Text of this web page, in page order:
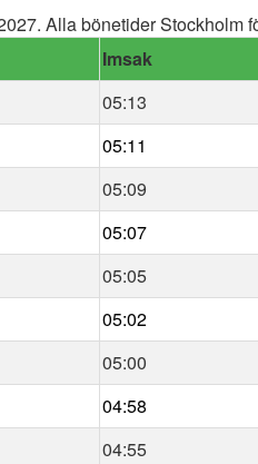
Alla bönetider Stockholm
Imsak
05:13
05:11
05:09
05:07
05:05
05:02
05:00
04:58
04:55